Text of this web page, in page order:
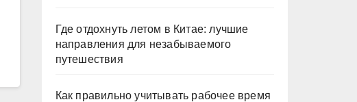
Где отдохнуть летом в Китае: лучшие
направления для незабываемого
путешествия
Как правильно учитывать рабочее время